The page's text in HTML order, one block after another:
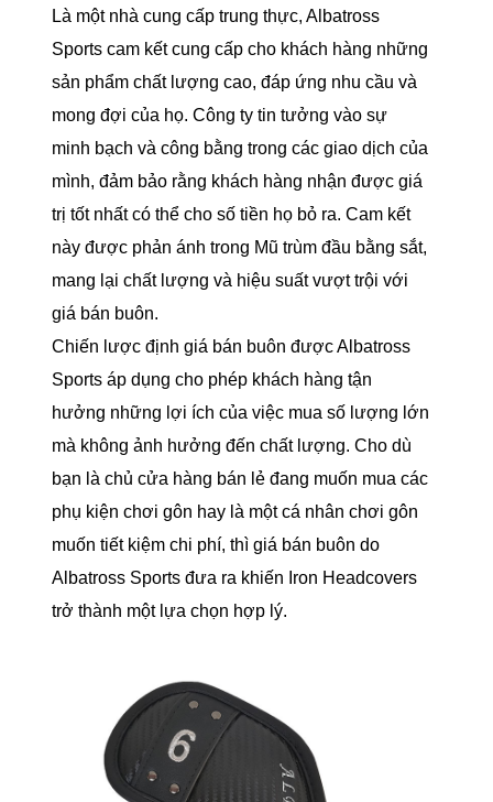
Là một nhà cung cấp trung thực, Albatross
Sports cam kết cung cấp cho khách hàng những
sản phẩm chất lượng cao, đáp ứng nhu cầu và
mong đợi của họ. Công ty tin tưởng vào sự
minh bạch và công bằng trong các giao dịch của
mình, đảm bảo rằng khách hàng nhận được giá
trị tốt nhất có thể cho số tiền họ bỏ ra. Cam kết
này được phản ánh trong Mũ trùm đầu bằng sắt,
mang lại chất lượng và hiệu suất vượt trội với
giá bán buôn.
Chiến lược định giá bán buôn được Albatross
Sports áp dụng cho phép khách hàng tận
hưởng những lợi ích của việc mua số lượng lớn
mà không ảnh hưởng đến chất lượng. Cho dù
bạn là chủ cửa hàng bán lẻ đang muốn mua các
phụ kiện chơi gôn hay là một cá nhân chơi gôn
muốn tiết kiệm chi phí, thì giá bán buôn do
Albatross Sports đưa ra khiến Iron Headcovers
trở thành một lựa chọn hợp lý.